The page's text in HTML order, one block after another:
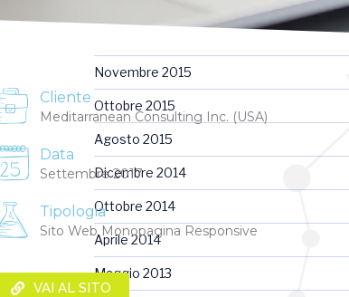
Cliente
Meditarranean Consulting Inc. (USA)
Data
Settembre 2017
Tipologia
Sito Web Monopagina Responsive
VAI AL SITO
Novembre 2015
Ottobre 2015
Agosto 2015
Dicembre 2014
Ottobre 2014
Aprile 2014
Maggio 2013